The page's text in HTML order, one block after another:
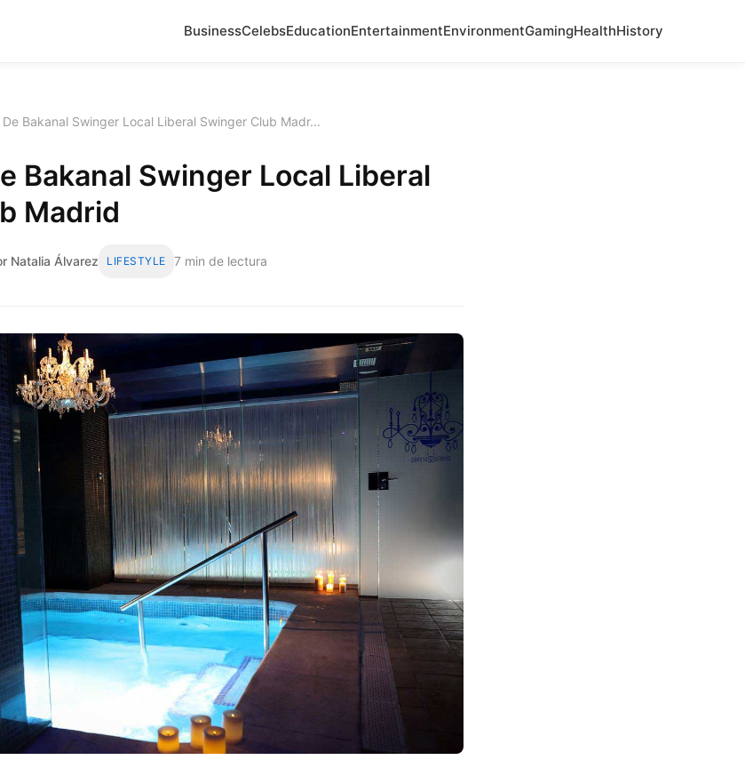
BusinessCelebsEducationEntertainmentEnvironmentGamingHealthHistory
Bakanal Swinger Local Liberal Swinger Club Madr...
Bakanal Swinger Local Liberal
Madrid
Natalia Álvarez LIFESTYLE 7 min de lectura